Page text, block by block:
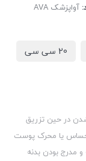
آواپزشک AVA
20 سی سی
در حین تزریق
حساس یا محرک پوست
مدرج بودن بدنه